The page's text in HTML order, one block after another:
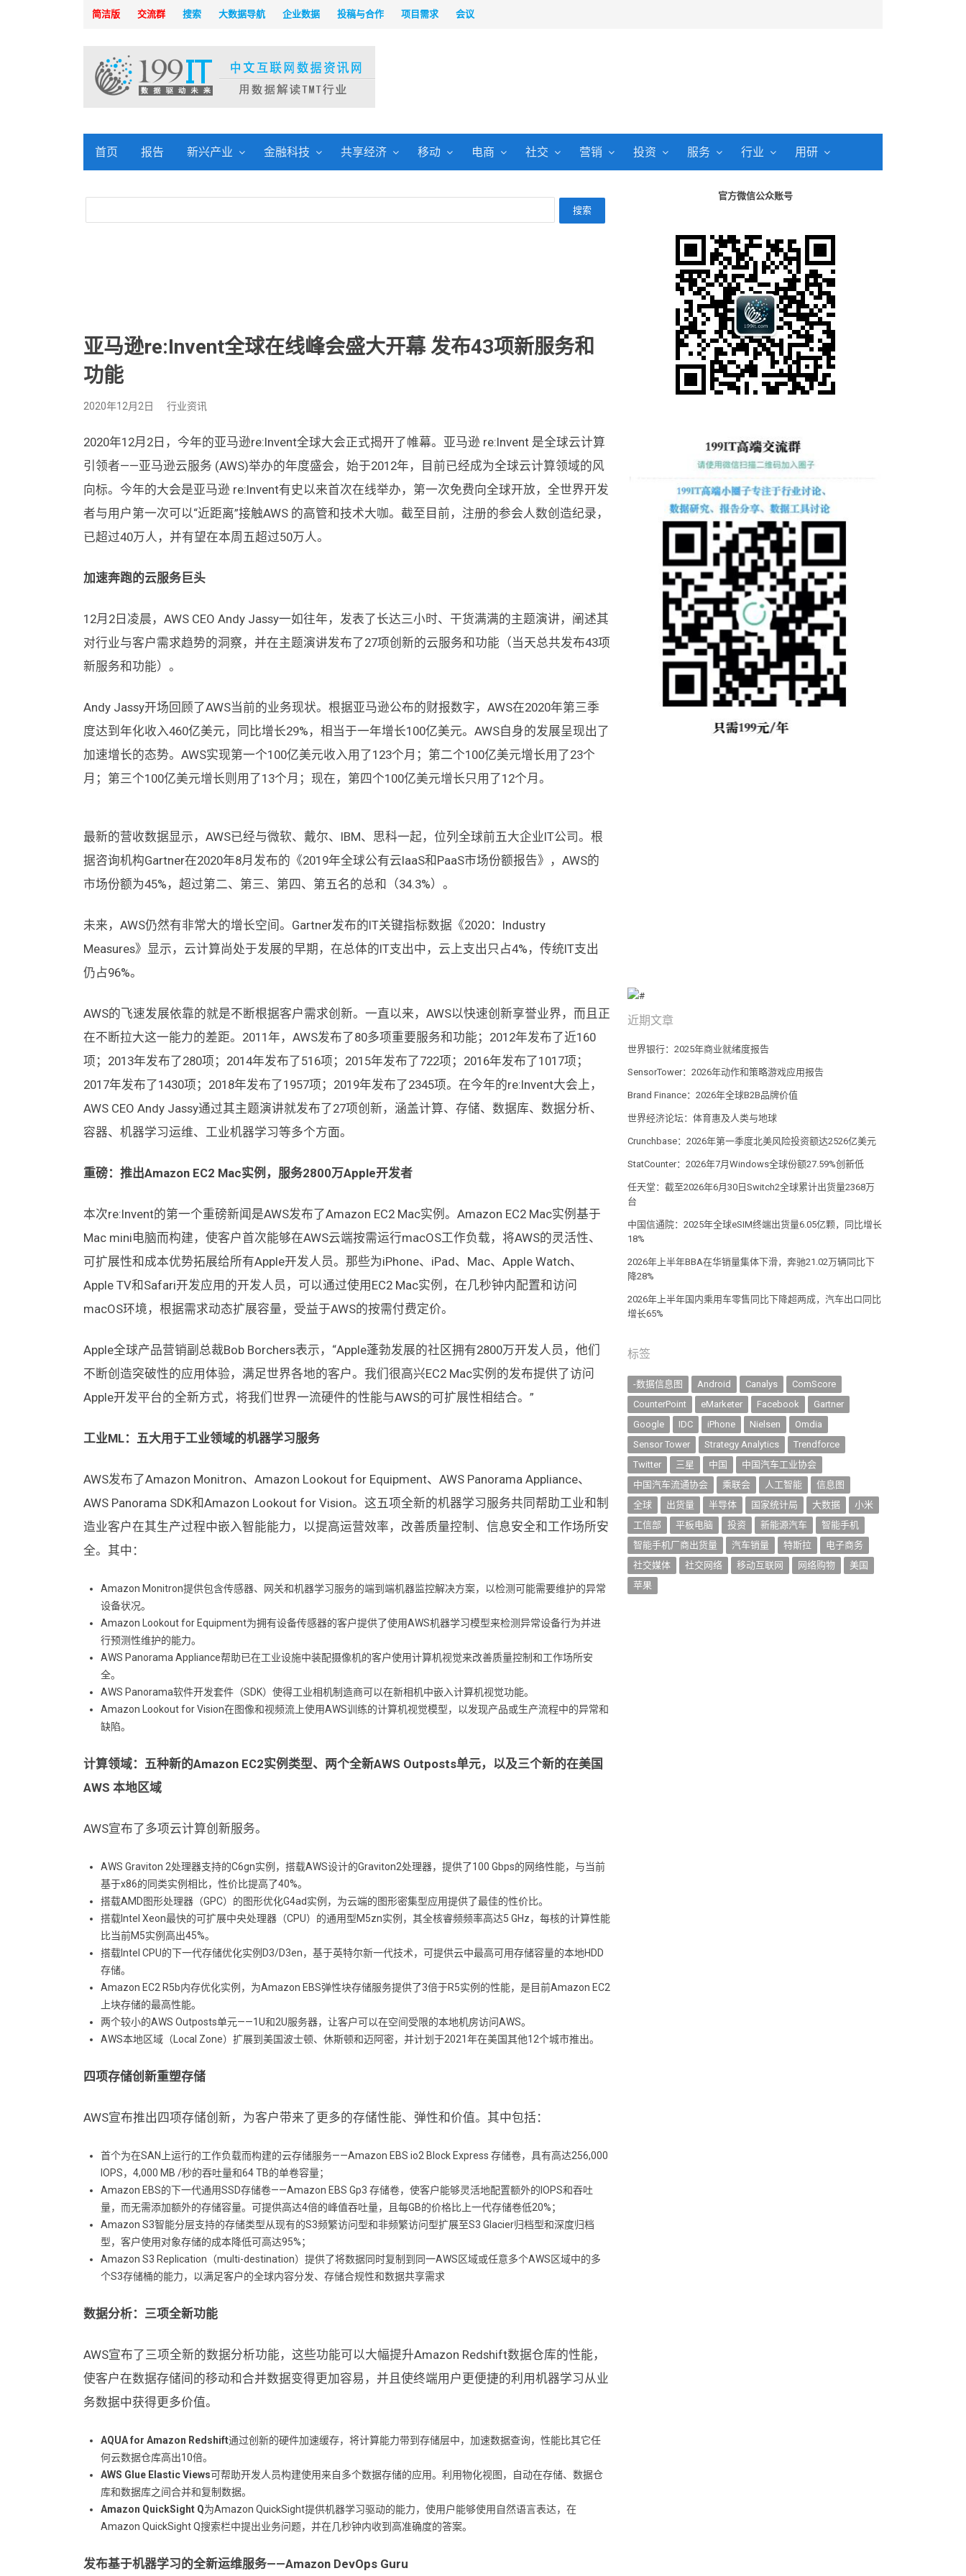
简洁版 交流群 搜索 大数据导航 企业数据 投稿与合作 项目需求 会议
首页 报告 新兴产业 金融科技 共享经济 移动 电商 社交 营销 投资 服务 行业 用研
亚马逊re:Invent全球在线峰会盛大开幕 发布43项新服务和
功能
2020年12月2日 行业资讯
2020年12月2日，今年的亚马逊re:Invent全球大会正式揭开了帷幕。亚马逊 re:Invent 是全球云计算
引领者——亚马逊云服务 (AWS)举办的年度盛会，始于2012年，目前已经成为全球云计算领域的风
向标。今年的大会是亚马逊 re:Invent有史以来首次在线举办，第一次免费向全球开放，全世界开发
者与用户第一次可以“近距离”接触AWS 的高管和技术大咖。截至目前，注册的参会人数创造纪录，
已超过40万人，并有望在本周五超过50万人。
加速奔跑的云服务巨头
12月2日凌晨，AWS CEO Andy Jassy一如往年，发表了长达三小时、干货满满的主题演讲，阐述其
对行业与客户需求趋势的洞察，并在主题演讲发布了27项创新的云服务和功能（当天总共发布43项
新服务和功能）。
Andy Jassy开场回顾了AWS当前的业务现状。根据亚马逊公布的财报数字，AWS在2020年第三季
度达到年化收入460亿美元，同比增长29%，相当于一年增长100亿美元。AWS自身的发展呈现出了
加速增长的态势。AWS实现第一个100亿美元收入用了123个月；第二个100亿美元增长用了23个
月；第三个100亿美元增长则用了13个月；现在，第四个100亿美元增长只用了12个月。
最新的营收数据显示，AWS已经与微软、戴尔、IBM、思科一起，位列全球前五大企业IT公司。根
据咨询机构Gartner在2020年8月发布的《2019年全球公有云IaaS和PaaS市场份额报告》，AWS的
市场份额为45%，超过第二、第三、第四、第五名的总和（34.3%）。
未来，AWS仍然有非常大的增长空间。Gartner发布的IT关键指标数据《2020：Industry
Measures》显示，云计算尚处于发展的早期，在总体的IT支出中，云上支出只占4%，传统IT支出
仍占96%。
AWS的飞速发展依靠的就是不断根据客户需求创新。一直以来，AWS以快速创新享誉业界，而且正
在不断拉大这一能力的差距。2011年，AWS发布了80多项重要服务和功能；2012年发布了近160
项；2013年发布了280项；2014年发布了516项；2015年发布了722项；2016年发布了1017项；
2017年发布了1430项；2018年发布了1957项；2019年发布了2345项。在今年的re:Invent大会上，
AWS CEO Andy Jassy通过其主题演讲就发布了27项创新，涵盖计算、存储、数据库、数据分析、
容器、机器学习运维、工业机器学习等多个方面。
重磅：推出Amazon EC2 Mac实例，服务2800万Apple开发者
本次re:Invent的第一个重磅新闻是AWS发布了Amazon EC2 Mac实例。Amazon EC2 Mac实例基于
Mac mini电脑而构建，使客户首次能够在AWS云端按需运行macOS工作负载，将AWS的灵活性、
可扩展性和成本优势拓展给所有Apple开发人员。那些为iPhone、iPad、Mac、Apple Watch、
Apple TV和Safari开发应用的开发人员，可以通过使用EC2 Mac实例，在几秒钟内配置和访问
macOS环境，根据需求动态扩展容量，受益于AWS的按需付费定价。
Apple全球产品营销副总裁Bob Borchers表示，“Apple蓬勃发展的社区拥有2800万开发人员，他们
不断创造突破性的应用体验，满足世界各地的客户。我们很高兴EC2 Mac实例的发布提供了访问
Apple开发平台的全新方式，将我们世界一流硬件的性能与AWS的可扩展性相结合。”
工业ML： 五大用于工业领域的机器学习服务
AWS发布了Amazon Monitron、Amazon Lookout for Equipment、AWS Panorama Appliance、
AWS Panorama SDK和Amazon Lookout for Vision。这五项全新的机器学习服务共同帮助工业和制
造业客户在其生产过程中嵌入智能能力，以提高运营效率，改善质量控制、信息安全和工作场所安
全。其中：
Amazon Monitron提供包含传感器、网关和机器学习服务的端到端机器监控解决方案，以检测可能需要维护的异常
设备状况。
Amazon Lookout for Equipment为拥有设备传感器的客户提供了使用AWS机器学习模型来检测异常设备行为并进
行预测性维护的能力。
AWS Panorama Appliance帮助已在工业设施中装配摄像机的客户使用计算机视觉来改善质量控制和工作场所安
全。
AWS Panorama软件开发套件（SDK）使得工业相机制造商可以在新相机中嵌入计算机视觉功能。
Amazon Lookout for Vision在图像和视频流上使用AWS训练的计算机视觉模型，以发现产品或生产流程中的异常和
缺陷。
计算领域： 五种新的Amazon EC2实例类型、两个全新AWS Outposts单元，以及三个新的在美国
AWS 本地区域
AWS宣布了多项云计算创新服务。
AWS Graviton 2处理器支持的C6gn实例，搭载AWS设计的Graviton2处理器，提供了100 Gbps的网络性能，与当前
基于x86的同类实例相比，性价比提高了40%。
搭载AMD图形处理器（GPC）的图形优化G4ad实例，为云端的图形密集型应用提供了最佳的性价比。
搭载Intel Xeon最快的可扩展中央处理器（CPU）的通用型M5zn实例，其全核睿频频率高达5 GHz，每核的计算性能
比当前M5实例高出45%。
搭载Intel CPU的下一代存储优化实例D3/D3en，基于英特尔新一代技术，可提供云中最高可用存储容量的本地HDD
存储。
Amazon EC2 R5b内存优化实例，为Amazon EBS弹性块存储服务提供了3倍于R5实例的性能，是目前Amazon EC2
上块存储的最高性能。
两个较小的AWS Outposts单元——1U和2U服务器，让客户可以在空间受限的本地机房访问AWS。
AWS本地区域（Local Zone）扩展到美国波士顿、休斯顿和迈阿密，并计划于2021年在美国其他12个城市推出。
四项存储创新重塑存储
AWS宣布推出四项存储创新，为客户带来了更多的存储性能、弹性和价值。其中包括：
首个为在SAN上运行的工作负载而构建的云存储服务——Amazon EBS io2 Block Express 存储卷，具有高达256,000
IOPS，4,000 MB /秒的吞吐量和64 TB的单卷容量；
Amazon EBS的下一代通用SSD存储卷——Amazon EBS Gp3 存储卷，使客户能够灵活地配置额外的IOPS和吞吐
量，而无需添加额外的存储容量。可提供高达4倍的峰值吞吐量，且每GB的价格比上一代存储卷低20%；
Amazon S3智能分层支持的存储类型从现有的S3频繁访问型和非频繁访问型扩展至S3 Glacier归档型和深度归档
型，客户使用对象存储的成本降低可高达95%；
Amazon S3 Replication（multi-destination）提供了将数据同时复制到同一AWS区域或任意多个AWS区域中的多
个S3存储桶的能力，以满足客户的全球内容分发、存储合规性和数据共享需求
数据分析：三项全新功能
AWS宣布了三项全新的数据分析功能，这些功能可以大幅提升Amazon Redshift数据仓库的性能，
使客户在数据存储间的移动和合并数据变得更加容易，并且使终端用户更便捷的利用机器学习从业
务数据中获得更多价值。
AQUA for Amazon Redshift通过创新的硬件加速缓存，将计算能力带到存储层中，加速数据查询，性能比其它任
何云数据仓库高出10倍。
AWS Glue Elastic Views可帮助开发人员构建使用来自多个数据存储的应用。利用物化视图，自动在存储、数据仓
库和数据库之间合并和复制数据。
Amazon QuickSight Q为Amazon QuickSight提供机器学习驱动的能力，使用户能够使用自然语言表达，在
Amazon QuickSight Q搜索栏中提出业务问题，并在几秒钟内收到高准确度的答案。
发布基于机器学习的全新运维服务——Amazon DevOps Guru
官方微信公众账号
近期文章
世界银行：2025年商业就绪度报告
SensorTower：2026年动作和策略游戏应用报告
Brand Finance：2026年全球B2B品牌价值
世界经济论坛：体育惠及人类与地球
Crunchbase：2026年第一季度北美风险投资额达2526亿美元
StatCounter：2026年7月Windows全球份额27.59%创新低
任天堂：截至2026年6月30日Switch2全球累计出货量2368万
台
中国信通院：2025年全球eSIM终端出货量6.05亿颗，同比增长
18%
2026年上半年BBA在华销量集体下滑，奔驰21.02万辆同比下
降28%
2026年上半年国内乘用车零售同比下降超两成，汽车出口同比
增长65%
标签
-数据信息图 Android Canalys
ComScore
CounterPoint
eMarketer Facebook
Gartner
Google
IDC iPhone Nielsen
Omdia
Sensor Tower
Strategy Analytics
Trendforce
Twitter
三星 中国
中国汽车工业协会
中国汽车流通协会
乘联会 人工智能
信息图
全球
出货量 半导体 国家统计局 大数据
小米
工信部
平板电脑 投资 新能源汽车
智能手机
智能手机厂商出货量
汽车销量 特斯拉
电子商务
社交媒体
社交网络 移动互联网 网络购物
美国
苹果